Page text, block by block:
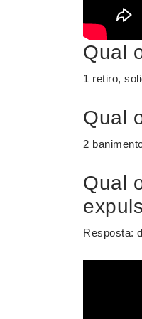
Qual
1 retiro,
Qual
2
Qual
Resposta: